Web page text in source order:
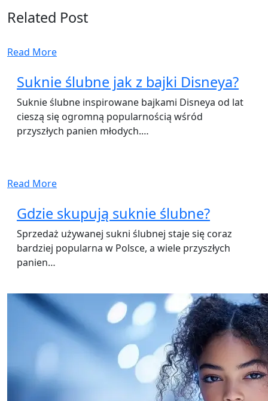
Related Post
Read More
Suknie ślubne jak z bajki Disneya?
Suknie ślubne inspirowane bajkami Disneya od lat
cieszą się ogromną popularnością wśród
przyszłych panien młodych.…
Read More
Gdzie skupują suknie ślubne?
Sprzedaż używanej sukni ślubnej staje się coraz
bardziej popularna w Polsce, a wiele przyszłych
panien…